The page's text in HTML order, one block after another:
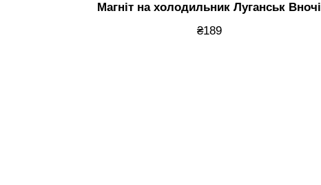
Магніт на холодильник Луганськ Вночі
₴189